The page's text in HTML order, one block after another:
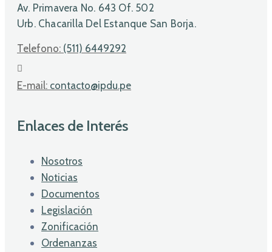
Av. Primavera No. 643 Of. 502
Urb. Chacarilla Del Estanque San Borja.
Telefono: (511) 6449292
E-mail: contacto@ipdu.pe
Enlaces de Interés
Nosotros
Noticias
Documentos
Legislación
Zonificación
Ordenanzas